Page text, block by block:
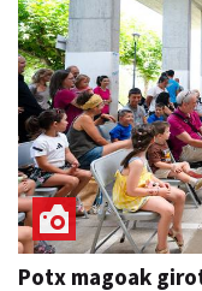
Potx magoak